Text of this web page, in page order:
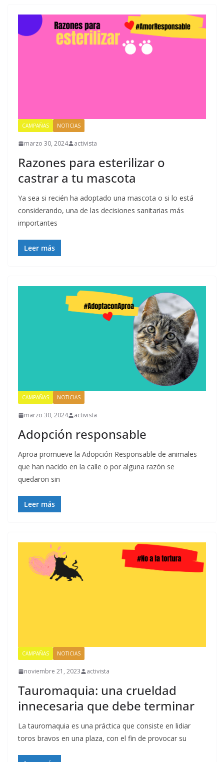
CAMPAÑAS NOTICIAS
marzo 30, 2024 activista
Razones para esterilizar o
castrar a tu mascota
Ya sea si recién ha adoptado una mascota o si lo está
considerando, una de las decisiones sanitarias más
importantes
Leer más
CAMPAÑAS NOTICIAS
marzo 30, 2024 activista
Adopción responsable
Aproa promueve la Adopción Responsable de animales
que han nacido en la calle o por alguna razón se
quedaron sin
Leer más
CAMPAÑAS NOTICIAS
noviembre 21, 2023 activista
Tauromaquia: una crueldad
innecesaria que debe terminar
La tauromaquia es una práctica que consiste en lidiar
toros bravos en una plaza, con el fin de provocar su